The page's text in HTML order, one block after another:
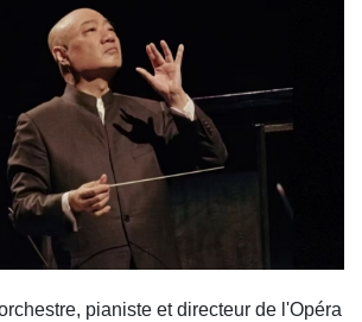
pianiste et directeur de l'Opéra